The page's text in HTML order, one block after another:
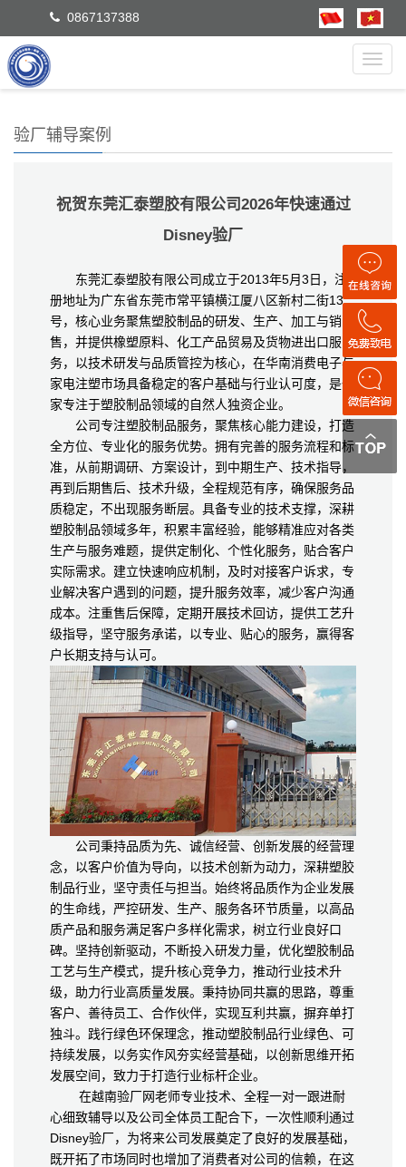
0867137388
验厂辅导案例
祝贺东莞汇泰塑胶有限公司2026年快速通过
Disney验厂
东莞汇泰塑胶有限公司成立于2013年5月3日，注
册地址为广东省东莞市常平镇横江厦八区新村二街13
号，核心业务聚焦塑胶制品的研发、生产、加工与销
售，并提供橡塑原料、化工产品贸易及货物进出口服
务，以技术研发与品质管控为核心，在华南消费电子与
家电注塑市场具备稳定的客户基础与行业认可度，是一
家专注于塑胶制品领域的自然人独资企业。
公司专注塑胶制品服务，聚焦核心能力建设，打造
全方位、专业化的服务优势。拥有完善的服务流程和标
准，从前期调研、方案设计，到中期生产、技术指导，
再到后期售后、技术升级，全程规范有序，确保服务品
质稳定，不出现服务断层。具备专业的技术支撑，深耕
塑胶制品领域多年，积累丰富经验，能够精准应对各类
生产与服务难题，提供定制化、个性化服务，贴合客户
实际需求。建立快速响应机制，及时对接客户诉求，专
业解决客户遇到的问题，提升服务效率，减少客户沟通
成本。注重售后保障，定期开展技术回访，提供工艺升
级指导，坚守服务承诺，以专业、贴心的服务，赢得客
户长期支持与认可。
公司秉持品质为先、诚信经营、创新发展的经营理
念，以客户价值为导向，以技术创新为动力，深耕塑胶
制品行业，坚守责任与担当。始终将品质作为企业发展
的生命线，严控研发、生产、服务各环节质量，以高品
质产品和服务满足客户多样化需求，树立行业良好口
碑。坚持创新驱动，不断投入研发力量，优化塑胶制品
工艺与生产模式，提升核心竞争力，推动行业技术升
级，助力行业高质量发展。秉持协同共赢的思路，尊重
客户、善待员工、合作伙伴，实现互利共赢，摒弃单打
独斗。践行绿色环保理念，推动塑胶制品行业绿色、可
持续发展，以务实作风夯实经营基础，以创新思维开拓
发展空间，致力于打造行业标杆企业。
在越南验厂网老师专业技术、全程一对一跟进耐
心细致辅导以及公司全体员工配合下，一次性顺利通过
Disney验厂，为将来公司发展奠定了良好的发展基础，
既开拓了市场同时也增加了消费者对公司的信赖，在这